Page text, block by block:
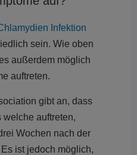
Infektion
sein. Wie oben
außerdem möglich
auftreten.
gibt an, dass
auftreten,
Wochen nach der
ist jedoch möglich,